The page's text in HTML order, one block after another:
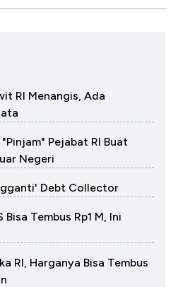
RI Menangis, Ada
Pejabat RI Buat
Negeri
Debt Collector
Bisa Tembus Rp1 M, Ini
RI, Harganya Bisa Tembus